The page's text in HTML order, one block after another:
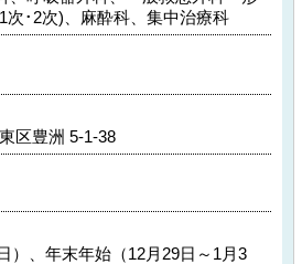
次･2次)、麻酔科、集中治療科
区豊洲 5-1-38
）、年末年始（12月29日～1月3